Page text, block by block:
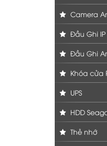
Camera
Đầu Ghi IP
Đầu Ghi
Khóa cửa
UPS
HDD
Thẻ nhớ